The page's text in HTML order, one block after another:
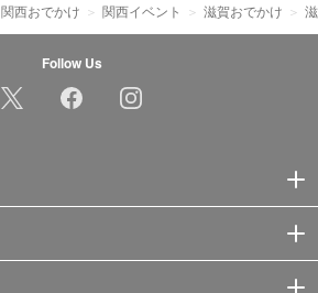
関西おでかけ 関西イベント 滋賀おでかけ
Follow Us